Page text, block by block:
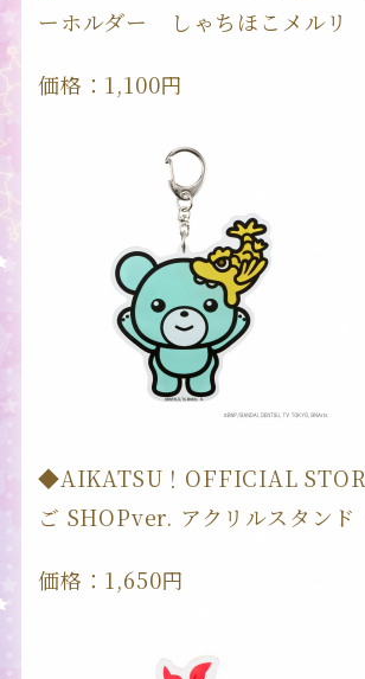
SPECIAL
ーホルダー しゃちほこメルリ
価格：1,100円
◆AIKATSU！OFFICIAL
ご SHOPver. アクリルスタンド
価格：1,650円